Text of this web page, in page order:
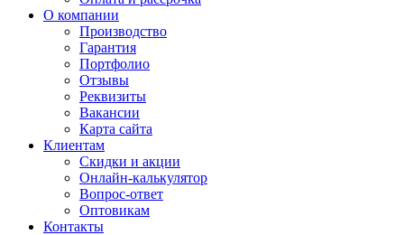
О компании
Производство
Гарантия
Портфолио
Отзывы
Реквизиты
Вакансии
Карта сайта
Клиентам
Скидки и акции
Онлайн-калькулятор
Вопрос-ответ
Оптовикам
Контакты